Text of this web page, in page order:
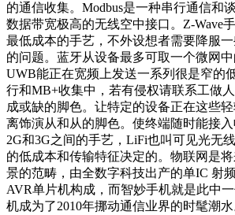
的通信收集。Modbus是一种串行通信和
数据带宽极高的无线空中接口。Z-Wave
最低成本的手艺，不外设想者需要降服
的问题。蓝牙从设备最多可取一个微网中
UWB能正在宽频上发送一系列很是窄的
行和MB+收集中，若有侵权请联系工做
成或缺的脚色。让特定的设备正在这些
离饰演从和从的脚色。使终端随时能接
2G和3G之间的手艺，LiFi也叫可见光无
的低成本和传输特征决定的。物联网是
景的范畴，由全数字科技出产的单IC 射
AVR单片机构成，而智妙手机就是此中
机成为了2010年挪动通信业界的时髦潮